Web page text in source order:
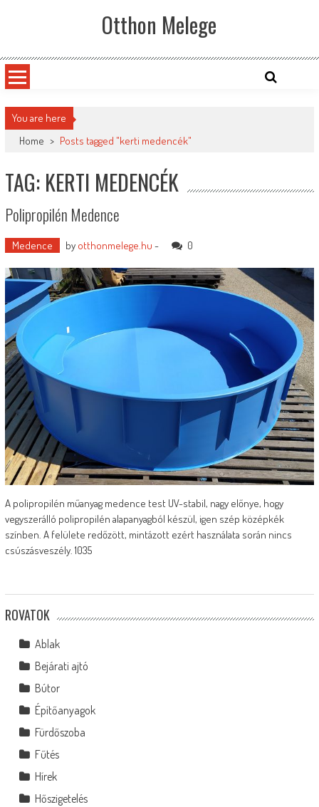
Otthon Melege
You are here
Home > Posts tagged "kerti medencék"
TAG: KERTI MEDENCÉK
Polipropilén Medence
Medence by otthonmelege.hu - 0
A polipropilén műanyag medence test UV-stabil, nagy előnye, hogy
vegyszerálló polipropilén alapanyagból készül, igen szép középkék
színben. A felülete redőzött, mintázott ezért használata során nincs
csúszásveszély. 1035
ROVATOK
Ablak
Bejárati ajtó
Bútor
Építőanyagok
Fürdőszoba
Fűtés
Hírek
Hőszigetelés